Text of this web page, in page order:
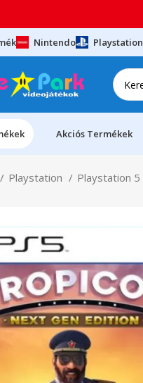
Nintendo Playstation
Akciós Termékek
Playstation Playstation 5